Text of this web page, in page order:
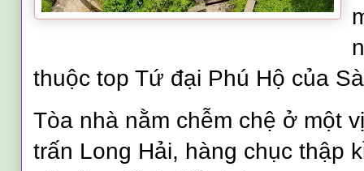
thuộc top Tứ đại Phú Hộ của
Tòa nhà nằm chễm chệ ở một
trấn Long Hải, hàng chục thập